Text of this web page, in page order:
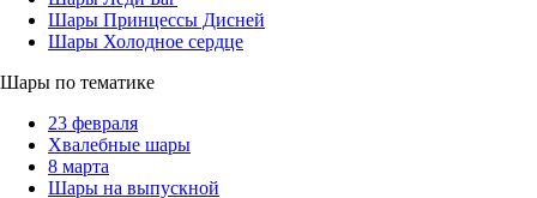
Шары Принцессы Дисней
Шары Холодное сердце
Шары по тематике
23 февраля
Хвалебные шары
8 марта
Шары на выпускной